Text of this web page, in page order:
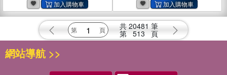
共 20481 筆
第 513 頁
網站導航 >>